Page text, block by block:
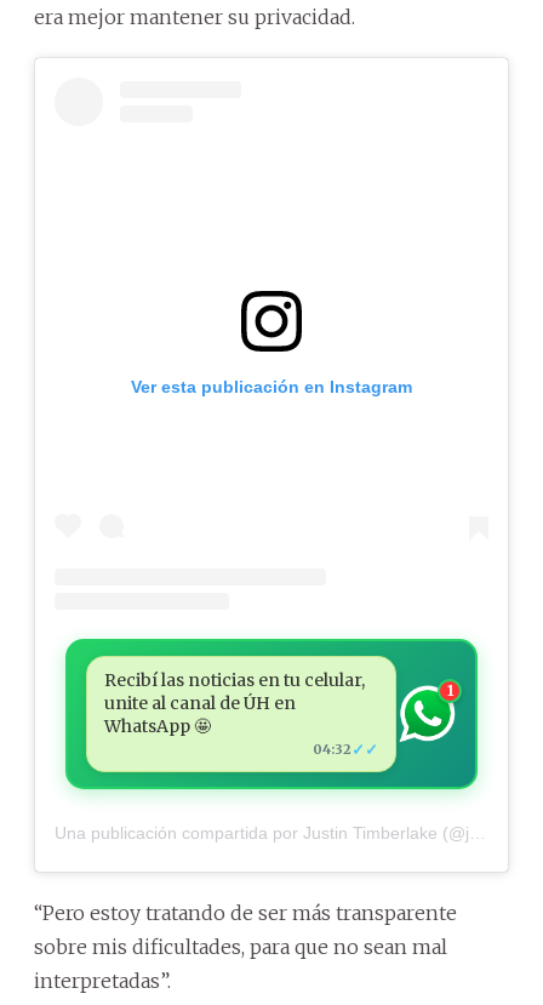
era mejor mantener su privacidad.
Ver esta publicación en Instagram
Recibí las noticias en tu celular,
unite al canal de ÚH en
WhatsApp 🤩
04:32 ✓✓
1
“Pero estoy tratando de ser más transparente
sobre mis dificultades, para que no sean mal
interpretadas”.